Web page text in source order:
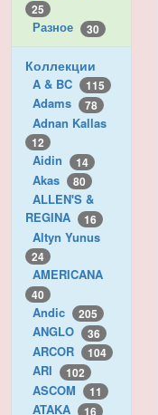
25
Разное 30
Коллекции
A & BC 115
Adams 78
Adnan Kallas
12
Aidin 14
Akas 80
ALLEN'S &
REGINA
16
Altyn Yunus
24
AMERICANA
40
Andic 205
ANGLO 36
ARCOR 104
ARI 102
ASCOM 11
ATAKA 16